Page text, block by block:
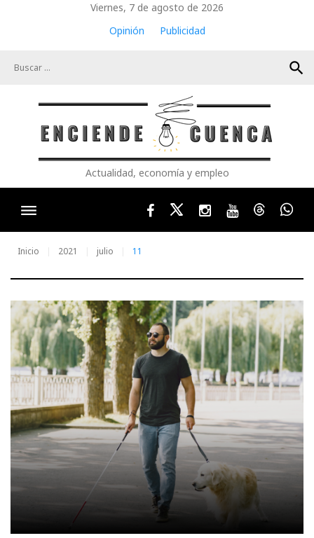
Viernes, 7 de agosto de 2026
Opinión
Publicidad
search
Actualidad, economía y empleo
FacebookTwitterInstagram
YoutubeThreads
Inicio 2021 julio 11
Día:
11
de
julio
de
2021